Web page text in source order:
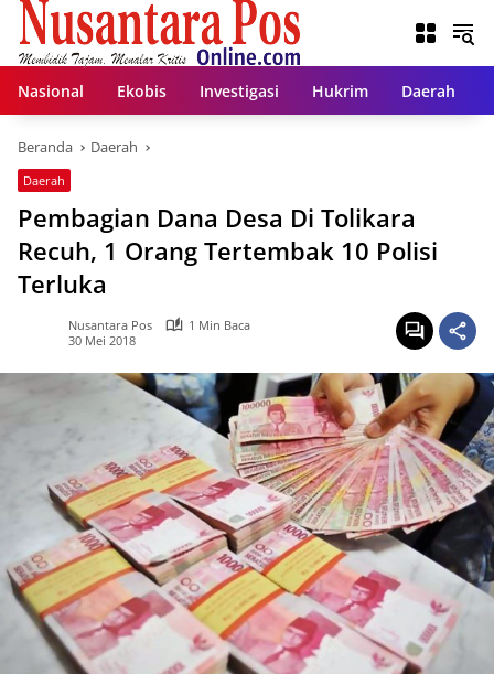
Langsung
konten
Nasional
Ekobis Investigasi Hukrim Daerah
Beranda Daerah
Daerah
Pembagian Dana Desa Di Tolikara
Recuh, 1 Orang Tertembak 10 Polisi
Terluka
Nusantara Pos
1 Min Baca
30 Mei 2018